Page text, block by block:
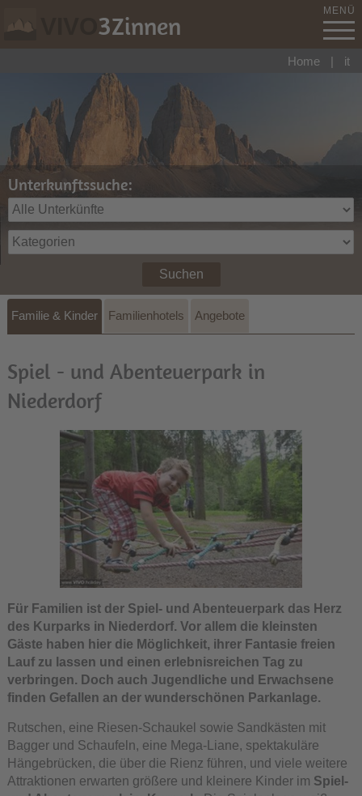
3Zinnen MENÜ
Unterkunftssuche:
Suchen
Home | it
Familie & Kinder Familienhotels Angebote
Spiel - und Abenteuerpark in
Niederdorf
Für Familien ist der Spiel- und Abenteuerpark das Herz
des Kurparks in Niederdorf. Vor allem die kleinsten
Gäste haben hier die Möglichkeit, ihrer Fantasie freien
Lauf zu lassen und einen erlebnisreichen Tag zu
verbringen. Doch auch Jugendliche und Erwachsene
finden Gefallen an der wunderschönen Parkanlage.
Rutschen, eine Riesen-Schaukel sowie Sandkästen mit
Bagger und Schaufeln, eine Mega-Liane, spektakuläre
Hängebrücken, die über die Rienz führen, und viele weitere
Attraktionen erwarten größere und kleinere Kinder im Spiel-